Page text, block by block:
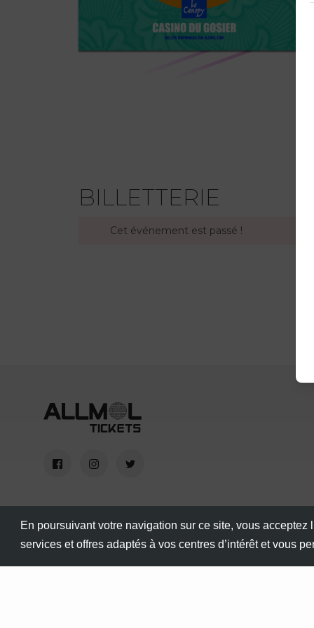
En poursuivant votre navigation sur ce site, vous
services et offres adaptés à vos centres d’intérêt et vous
BILLETTERIE
Cet événement est passé !